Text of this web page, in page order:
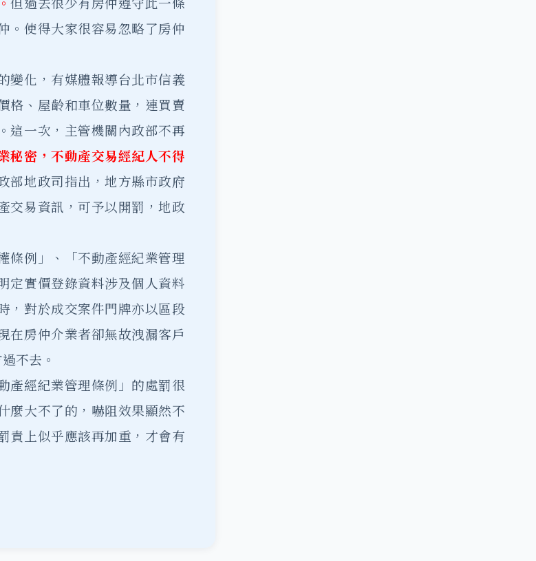
。使得大家很容易忽略了房仲
變化，有媒體報導台北市信義
格、屋齡和車位數量，連買賣
這一次，主管機關內政部不再
秘密，不動產交易經紀人不得
部地政司指出，地方縣市政府
交易資訊，可予以開罰，地政
條例」、「不動產經紀業管理
定實價登錄資料涉及個人資料
，對於成交案件門牌亦以區段
在房仲介業者卻無故洩漏客戶
不去。
產經紀業管理條例」的處罰很
麼大不了的，嚇阻效果顯然不
責上似乎應該再加重，才會有